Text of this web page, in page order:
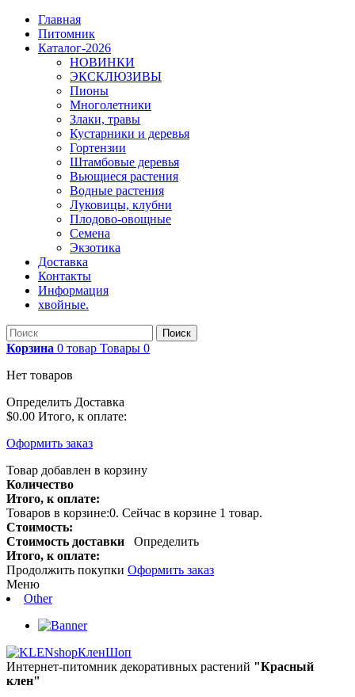
Главная
Питомник
Каталог-2026
НОВИНКИ
ЭКСКЛЮЗИВЫ
Пионы
Многолетники
Злаки, травы
Кустарники и деревья
Гортензии
Штамбовые деревья
Вьющиеся растения
Водные растения
Луковицы, клубни
Плодово-овощные
Семена
Экзотика
Доставка
Контакты
Информация
хвойные.
Поиск
Корзина 0 товар Товары 0
Нет товаров
Определить Доставка
$0.00 Итого, к оплате:
Оформить заказ
Товар добавлен в корзину
Количество
Итого, к оплате:
Товаров в корзине:0. Сейчас в корзине 1 товар.
Стоимость:
Стоимость доставки
Определить
Итого, к оплате:
Продолжить покупки Оформить заказ
Меню
Other
КленШоп
Интернет-питомник декоративных растений "Красный
клен"